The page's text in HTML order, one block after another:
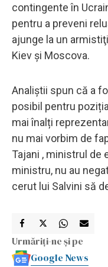
contingente în
pentru a preveni
ajunge la un
Kiev şi Moscova.
Analiștii spun că a
posibil pentru
mai înalți
nu mai vorbim de
Tajani , ministrul de
ministru, nu au
cerut lui Salvini să
Urmăriți-ne și pe
Google News